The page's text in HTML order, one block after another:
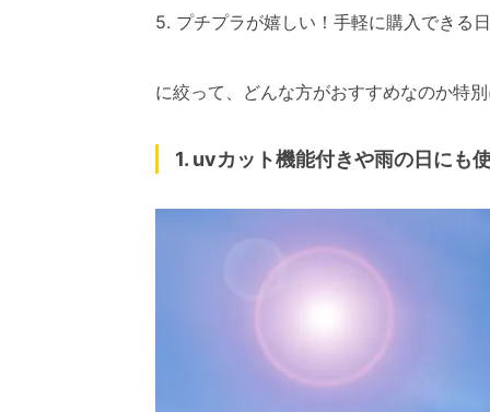
5. プチプラが嬉しい！手軽に購入できる
に絞って、どんな方がおすすめなのか特
1. uvカット機能付きや雨の日にも